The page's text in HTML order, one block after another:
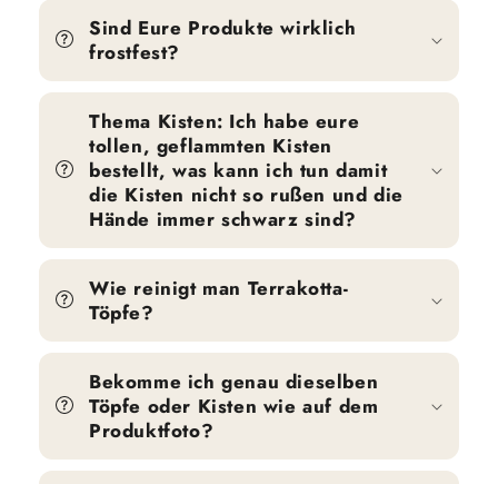
Sind Eure Produkte wirklich
frostfest?
Thema Kisten: Ich habe eure
tollen, geflammten Kisten
bestellt, was kann ich tun damit
die Kisten nicht so rußen und die
Hände immer schwarz sind?
Wie reinigt man Terrakotta-
Töpfe?
Bekomme ich genau dieselben
Töpfe oder Kisten wie auf dem
Produktfoto?